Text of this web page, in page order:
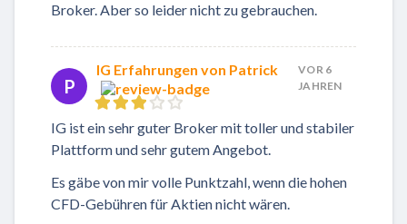
Broker. Aber so leider nicht zu gebrauchen.
P
IG Erfahrungen von Patrick
VOR 6
JAHREN
IG ist ein sehr guter Broker mit toller und stabiler
Plattform und sehr gutem Angebot.
Es gäbe von mir volle Punktzahl, wenn die hohen
CFD-Gebühren für Aktien nicht wären.